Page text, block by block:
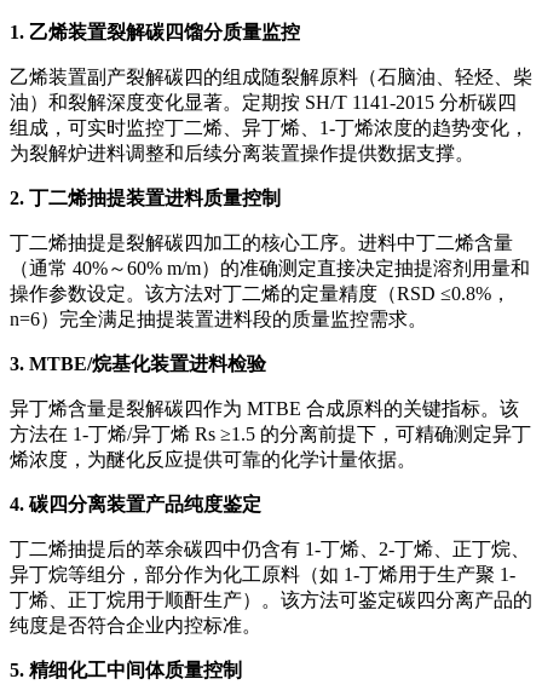
1. 乙烯装置裂解碳四馏分质量监控
乙烯装置副产裂解碳四的组成随裂解原料（石脑油、轻烃、柴
油）和裂解深度变化显著。定期按 SH/T 1141-2015 分析碳四
组成，可实时监控丁二烯、异丁烯、1-丁烯浓度的趋势变化，
为裂解炉进料调整和后续分离装置操作提供数据支撑。
2. 丁二烯抽提装置进料质量控制
丁二烯抽提是裂解碳四加工的核心工序。进料中丁二烯含量
（通常 40%～60% m/m）的准确测定直接决定抽提溶剂用量和
操作参数设定。该方法对丁二烯的定量精度（RSD ≤0.8%，
n=6）完全满足抽提装置进料段的质量监控需求。
3. MTBE/烷基化装置进料检验
异丁烯含量是裂解碳四作为 MTBE 合成原料的关键指标。该
方法在 1-丁烯/异丁烯 Rs ≥1.5 的分离前提下，可精确测定异丁
烯浓度，为醚化反应提供可靠的化学计量依据。
4. 碳四分离装置产品纯度鉴定
丁二烯抽提后的萃余碳四中仍含有 1-丁烯、2-丁烯、正丁烷、
异丁烷等组分，部分作为化工原料（如 1-丁烯用于生产聚 1-
丁烯、正丁烷用于顺酐生产）。该方法可鉴定碳四分离产品的
纯度是否符合企业内控标准。
5. 精细化工中间体质量控制